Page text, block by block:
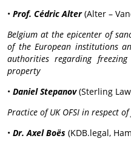
• Prof. Cédric Alter(Alter –
Belgium at the epicenter of
of the European institutions
authorities regarding
property
• Daniel Stepanov(Sterling
Practice of UK OFSI in respect
• Dr. Axel Boës (KDB.legal,